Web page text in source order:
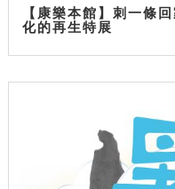
【康樂本館】刺一條
化的再生特展